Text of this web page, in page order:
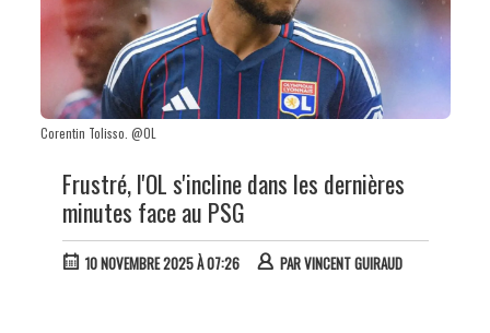
Corentin Tolisso. @OL
Frustré, l'OL s'incline dans les dernières
minutes face au PSG
10 NOVEMBRE 2025 À 07:26 PARVINCENT GUIRAUD